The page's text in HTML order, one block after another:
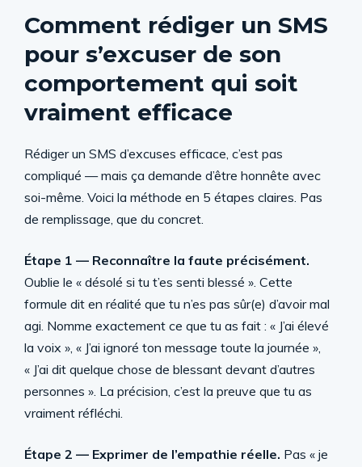
Comment rédiger un SMS
pour s’excuser de son
comportement qui soit
vraiment efficace
Rédiger un SMS d’excuses efficace, c’est pas
compliqué — mais ça demande d’être honnête avec
soi-même. Voici la méthode en 5 étapes claires. Pas
de remplissage, que du concret.
Étape 1 — Reconnaître la faute précisément.
Oublie le « désolé si tu t’es senti blessé ». Cette
formule dit en réalité que tu n’es pas sûr(e) d’avoir mal
agi. Nomme exactement ce que tu as fait : « J’ai élevé
la voix », « J’ai ignoré ton message toute la journée »,
« J’ai dit quelque chose de blessant devant d’autres
personnes ». La précision, c’est la preuve que tu as
vraiment réfléchi.
Étape 2 — Exprimer de l’empathie réelle. Pas « je